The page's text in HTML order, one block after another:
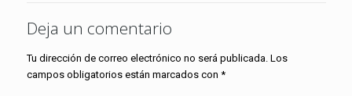
Deja un comentario
Tu dirección de correo electrónico no será publicada. Los
campos obligatorios están marcados con *